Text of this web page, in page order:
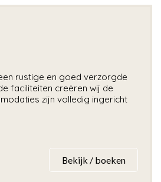
rustige en goed verzorgde
faciliteiten creëren wij de
zijn volledig ingericht
Bekijk / boeken